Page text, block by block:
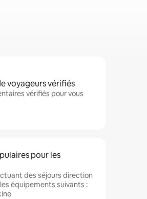
voyageurs vérifiés
vérifiés pour vous
pour les
des séjours direction
équipements suivants :